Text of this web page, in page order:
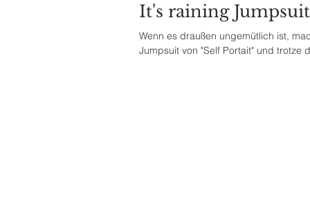
It's raining
Wenn es draußen ungemütlich ist,
Jumpsuit von "Self Portait" und trotze